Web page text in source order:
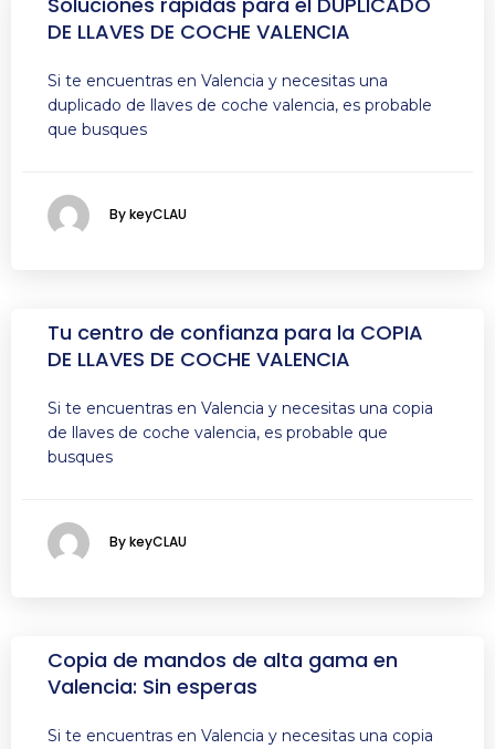
DE LLAVES DE COCHE VALENCIA
Si te encuentras en Valencia y necesitas una
duplicado de llaves de coche valencia, es probable
que busques
By keyCLAU
Tu centro de confianza para la COPIA
DE LLAVES DE COCHE VALENCIA
Si te encuentras en Valencia y necesitas una copia
de llaves de coche valencia, es probable que
busques
By keyCLAU
Copia de mandos de alta gama en
Valencia: Sin esperas
Si te encuentras en Valencia y necesitas una copia